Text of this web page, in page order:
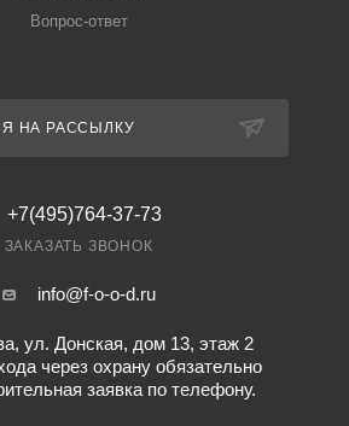
Вопрос-ответ
НА РАССЫЛКУ
+7(495)764-37-73
ЗАКАЗАТЬ ЗВОНОК
info@f-o-o-d.ru
ул. Донская, дом 13, этаж 2
через охрану обязательно
заявка по телефону.